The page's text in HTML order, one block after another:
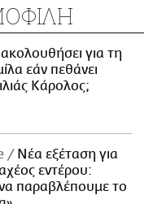
για τη
εάν πεθάνει
Κάρολος;
Νέα εξέταση για
εντέρου:
παραβλέπουμε το